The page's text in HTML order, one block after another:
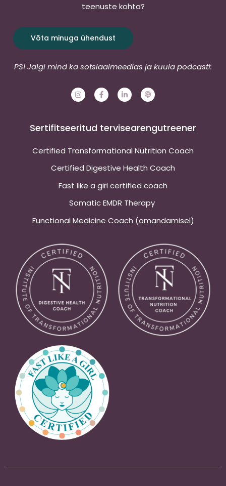
teenuste kohta?
Võta minuga ühendust
PS! Jälgi mind ka sotsiaalmeedias ja kuula podcasti:
I
n
s
g
r
m
F
a
c
o
o
-
f
L
i
n
d
i
-
i
P
o
d
s
t
Sertifitseeritud tervisearengutreener
Certified Transformational Nutrition Coach
Certified Digestive Health Coach
Fast like a girl certified coach
Somatic EMDR Therapy
Functional Medicine Coach (omandamisel)